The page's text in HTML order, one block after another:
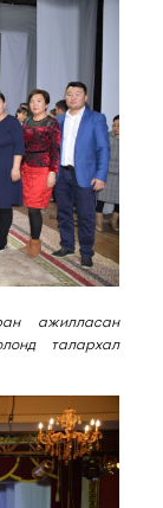
ажилласан
талархал